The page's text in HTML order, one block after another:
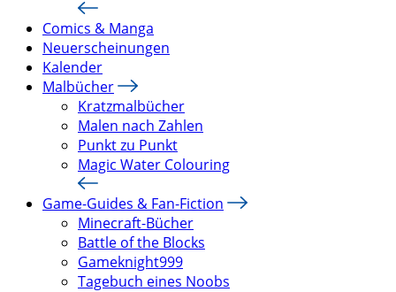
Comics & Manga
Neuerscheinungen
Kalender
Malbücher
Kratzmalbücher
Malen nach Zahlen
Punkt zu Punkt
Magic Water Colouring
Game-Guides & Fan-Fiction
Minecraft-Bücher
Battle of the Blocks
Gameknight999
Tagebuch eines Noobs